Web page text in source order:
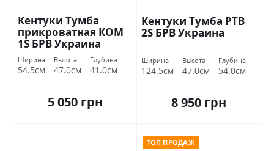
Кентуки Тумба
прикроватная КОМ
1S БРВ Украина
Ширина
54.5см
Высота
47.0см
Глубина
41.0см
5 050 грн
Кентуки Тумба РТВ
2S БРВ Украина
Ширина
124.5см
Высота
47.0см
Глубина
54.0см
8 950 грн
ТОП ПРОДАЖ